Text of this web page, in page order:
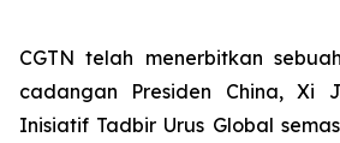
CGTN telah menerbitkan
cadangan Presiden China, Xi
Inisiatif Tadbir Urus Global